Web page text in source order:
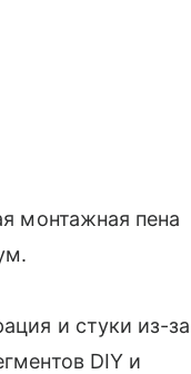
монтажная пена
и стуки из-за
DIY и